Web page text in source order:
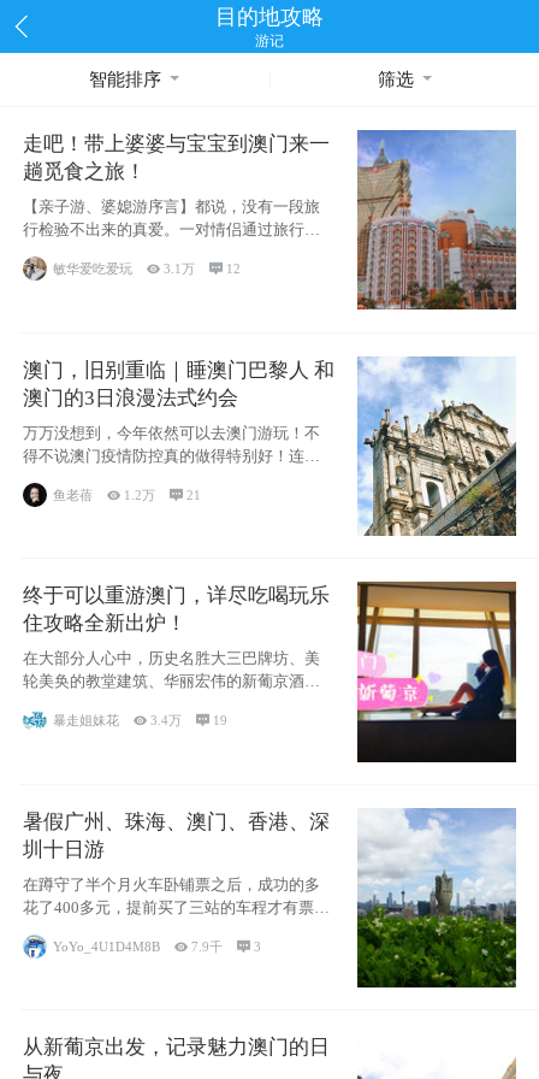
目的地攻略
游记
智能排序 筛选
走吧！带上婆婆与宝宝到澳门来一
趟觅食之旅！
【亲子游、婆媳游序言】都说，没有一段旅
行检验不出来的真爱。一对情侣通过旅行的
相处能够
敏华爱吃爱玩  3.1万  12
澳门，旧别重临｜睡澳门巴黎人 和
澳门的3日浪漫法式约会
万万没想到，今年依然可以去澳门游玩！不
得不说澳门疫情防控真的做得特别好！连续
鱼老蓓  1.2万 21
终于可以重游澳门，详尽吃喝玩乐
住攻略全新出炉！
在大部分人心中，历史名胜大三巴牌坊、美
轮美奂的教堂建筑、华丽宏伟的新葡京酒
暴走姐妹花 3.4万  19
暑假广州、珠海、澳门、香港、深
圳十日游
在蹲守了半个月火车卧铺票之后，成功的多
花了400多元，提前买了三站的车程才有票并
YoYo_4U1D4M8B 7.9千  3
从新葡京出发，记录魅力澳门的日